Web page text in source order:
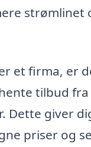
strømlinet
et firma, er
tilbud
Dette giver
priser og